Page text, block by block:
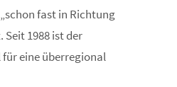
fast in Richtung
1988 ist der
für eine überregional